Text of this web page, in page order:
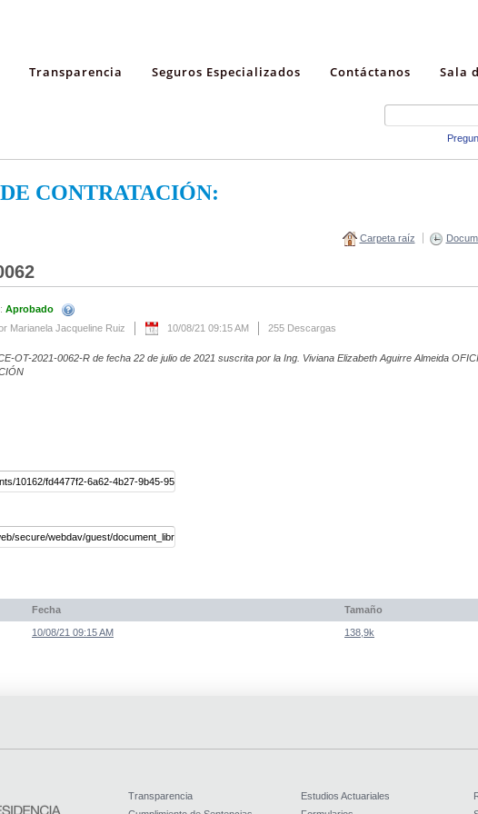
Transparencia Seguros Especializados Contáctanos Sala
CONTRATACIÓN:
Carpeta raíz
Aprobado
Marianela Jacqueline Ruiz
10/08/21 09:15 AM 255 Descargas
OT-2021-0062-R de fecha 22 de julio de 2021 suscrita por la Ing. Viviana Elizabeth Aguirre Almeida
Fecha Tamaño
10/08/21 09:15 AM 138,9k
Transparencia
Estudios Actuariales